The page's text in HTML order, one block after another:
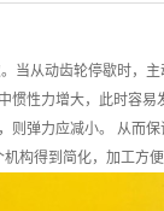
从动齿轮停歇时，
性力增大，此时容易
弹力应减小。 从而保
构得到简化，加工方便